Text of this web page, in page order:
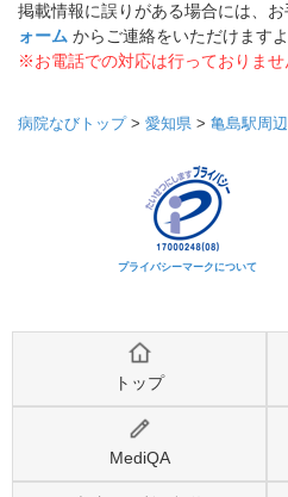
掲載情報に誤りがある場合には、お
ォーム からご連絡をいただけます
※お電話での対応は行っておりませ
病院なびトップ> 愛知県 > 亀島駅周辺
プライバシーマークについて
トップ
MediQA